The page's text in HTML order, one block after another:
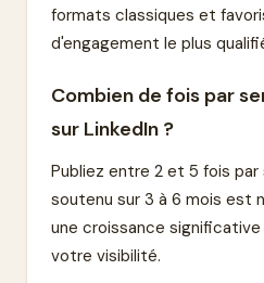
formats classiques et
d'engagement le plus
Combien de fois par
sur LinkedIn ?
Publiez entre 2 et 5 fois par
soutenu sur 3 à 6 mois est
une croissance
votre visibilité.